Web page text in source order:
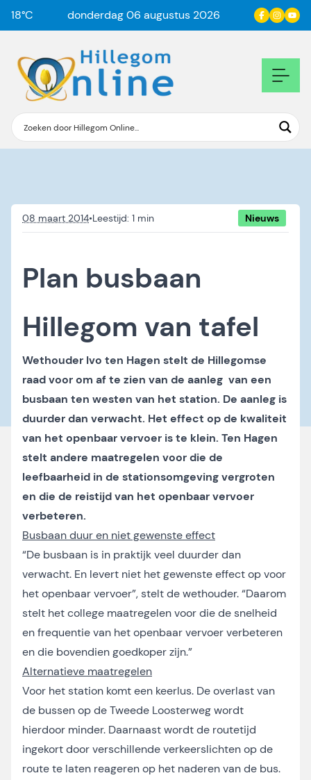
18°C donderdag 06 augustus 2026
08 maart 2014• Nieuws
Plan busbaan
Hillegom van tafel
Wethouder Ivo ten Hagen stelt de Hillegomse
raad voor om af te zien van de aanleg van een
busbaan ten westen van het station. De aanleg is
duurder dan verwacht. Het effect op de kwaliteit
van het openbaar vervoer is te klein. Ten Hagen
stelt andere maatregelen voor die de
leefbaarheid in de stationsomgeving vergroten
en die de reistijd van het openbaar vervoer
verbeteren.
Busbaan duur en niet gewenste effect
“De busbaan is in praktijk veel duurder dan
verwacht. En levert niet het gewenste effect op voor
het openbaar vervoer”, stelt de wethouder. “Daarom
stelt het college maatregelen voor die de snelheid
en frequentie van het openbaar vervoer verbeteren
en die bovendien goedkoper zijn.”
Alternatieve maatregelen
Voor het station komt een keerlus. De overlast van
de bussen op de Tweede Loosterweg wordt
hierdoor minder. Daarnaast wordt de routetijd
ingekort door verschillende verkeerslichten op de
route te laten reageren op het naderen van de bus.